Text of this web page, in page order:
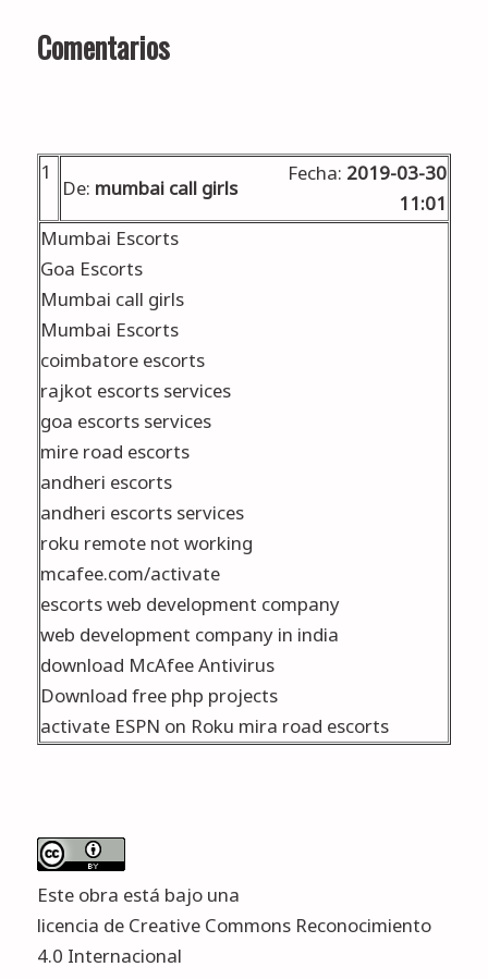
Comentarios
1
De: mumbai call girls
Fecha: 2019-03-30
11:01
Mumbai Escorts
Goa Escorts
Mumbai call girls
Mumbai Escorts
coimbatore escorts
rajkot escorts services
goa escorts services
mire road escorts
andheri escorts
andheri escorts services
roku remote not working
mcafee.com/activate
escorts web development company
web development company in india
download McAfee Antivirus
Download free php projects
activate ESPN on Roku mira road escorts
Este obra está bajo una
licencia de Creative Commons Reconocimiento
4.0 Internacional